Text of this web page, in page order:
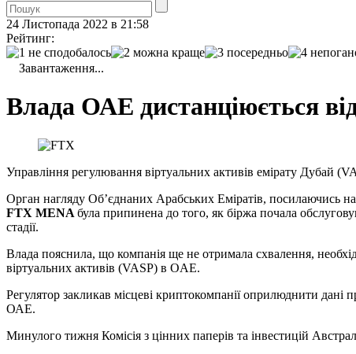
24 Листопада 2022 в 21:58
Рейтинг:
Завантаження...
Влада ОАЕ дистанціюється
Управління регулювання віртуальних активів емірату Дубай
Орган нагляду Об’єднаних Арабських Еміратів, посилаючись на
FTX MENA була припинена до того, як біржа почала
стадії.
Влада пояснила, що компанія ще не отримала схвалення,
віртуальних активів (VASP) в OAE.
Регулятор закликав місцеві криптокомпанії оприлюднити
ОАЕ.
Минулого тижня Комісія з цінних паперів та інвестицій